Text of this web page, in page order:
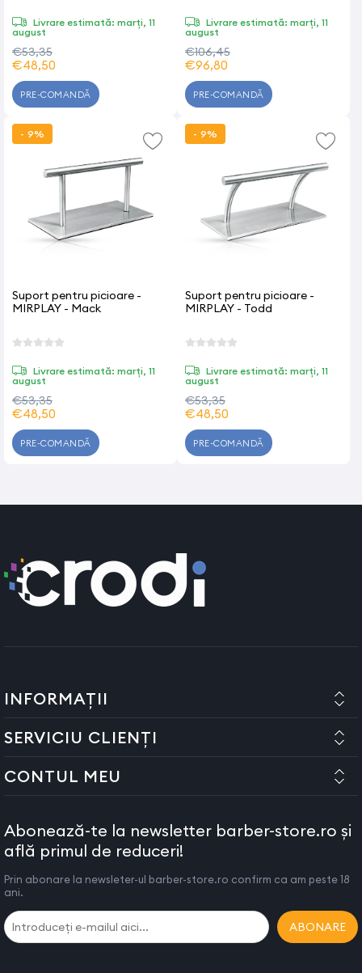
Livrare estimată: marți, 11
august
€53,35
€48,50
PRE-COMANDĂ
Livrare estimată: marți, 11
august
€106,45
€96,80
PRE-COMANDĂ
- 9%
Suport pentru picioare -
MIRPLAY - Mack
Livrare estimată: marți, 11
august
€53,35
€48,50
PRE-COMANDĂ
- 9%
Suport pentru picioare -
MIRPLAY - Todd
Livrare estimată: marți, 11
august
€53,35
€48,50
PRE-COMANDĂ
INFORMAȚII
SERVICIU CLIENȚI
CONTUL MEU
Abonează-te la newsletter barber-store.ro și
află primul de reduceri!
Prin abonare la newsleter-ul barber-store.ro confirm ca am peste 18
ani.
ABONARE